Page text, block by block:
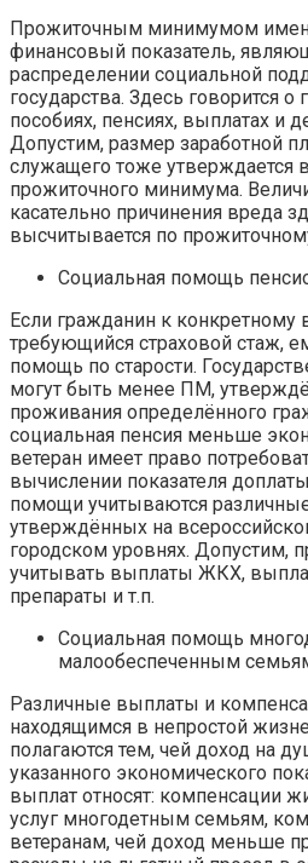
Прожиточным минимумом
финансовый показатель,
распределении социальной
государства. Здесь говорится о
пособиях, пенсиях, выплатах и
Допустим, размер заработной
служащего тоже утверждается
прожиточного минимума.
касательно причинения вреда
высчитывается по
Социальная помощь
Если гражданин к конкретному
требующийся страховой стаж,
помощь по старости.
могут быть менее ПМ,
проживания определённого
социальная пенсия меньше
ветеран имеет право
вычислении показателя
помощи учитываются
утверждённых на
городском уровнях. Допустим,
учитывать выплаты ЖКХ,
препараты и т.п.
Социальная помощь
малообеспеченным
Различные выплаты и
находящимся в непростой
полагаются тем, чей доход на
указанного экономического
выплат относят: компенсации
услуг многодетным семьям,
ветеранам, чей доход меньше